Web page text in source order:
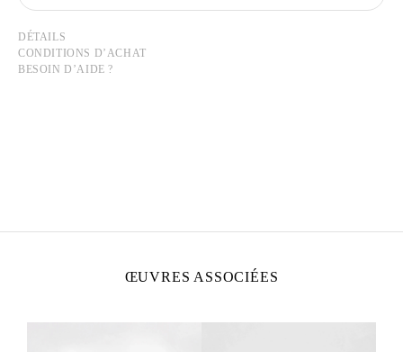
DÉTAILS
CONDITIONS D’ACHAT
BESOIN D’AIDE ?
ŒUVRES ASSOCIÉES